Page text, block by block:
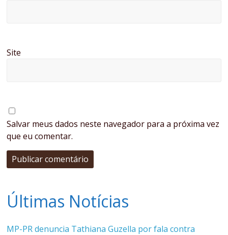
Site
Salvar meus dados neste navegador para a próxima vez
que eu comentar.
Últimas Notícias
MP-PR denuncia Tathiana Guzella por fala contra